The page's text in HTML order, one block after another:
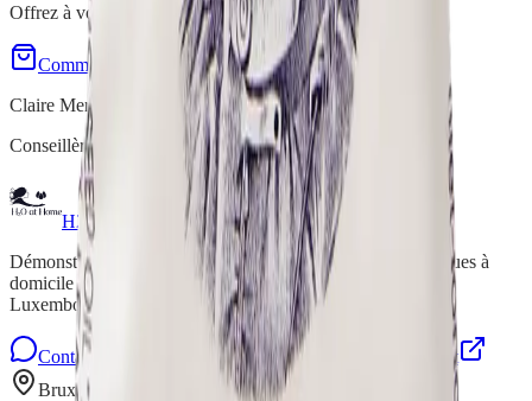
Offrez à votre toutou un bain naturel et doux !
Commander maintenant
Demo gratuite à domicile
Claire Mercenier
Conseillère Indépendante H2O at Home
H2O at Home
Démonstrations gratuites de produits de nettoyage écologiques à
domicile à Bruxelles, en Brabant wallon, Namur, Liège et
Luxembourg.
Contactez-nous sur WhatsApp
Formulaire de contact
Bruxelles, Brabant wallon, Namur, Liège, Luxembourg